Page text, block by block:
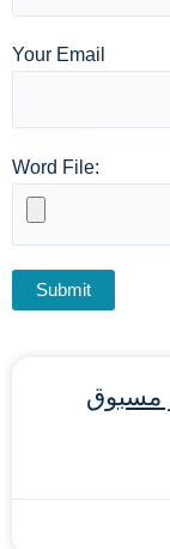
Your Email
Word File:
مسبوق